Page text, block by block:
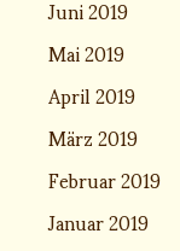
Mai 2019
April 2019
März 2019
Februar 2019
Januar 2019